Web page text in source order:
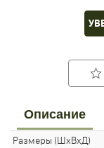
Описание
Размеры (ШхВхД)